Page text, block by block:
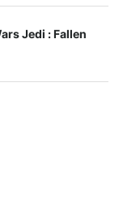
Jedi : Fallen